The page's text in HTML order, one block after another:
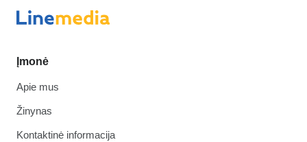
Įmonė
Apie mus
Žinynas
Kontaktinė informacija